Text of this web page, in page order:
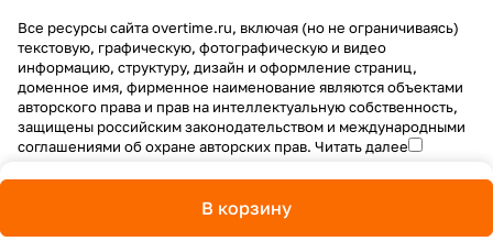
В корзину
Все ресурсы сайта overtime.ru, включая (но не ограничиваясь)
текстовую, графическую, фотографическую и видео
информацию, структуру, дизайн и оформление страниц,
доменное имя, фирменное наименование являются объектами
авторского права и прав на интеллектуальную собственность,
защищены российским законодательством и международными
соглашениями об охране авторских прав. Читать далее